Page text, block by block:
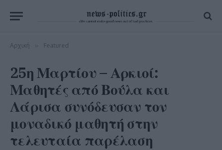
Αρχική Featured
25η Μαρτίου – Αρκιοί:
Μαθητές από Βούλα και
Λάρισα συνόδευσαν τον
μοναδικό μαθητή στην
τελευταία παρέλαση